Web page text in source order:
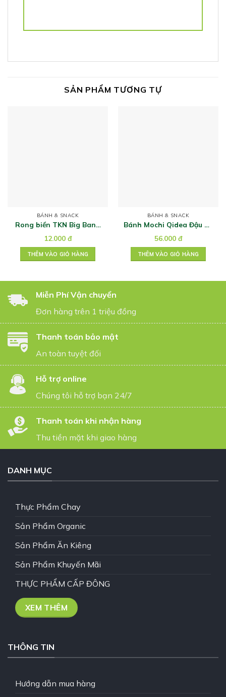
SẢN PHẨM TƯƠNG TỰ
BÁNH & SNACK
Rong biển TKN Big Bang
12.000 đ
THÊM VÀO GIỎ HÀNG
BÁNH & SNACK
Bánh Mochi Qidea Đậu Đỏ
56.000 đ
THÊM VÀO GIỎ HÀNG
Miễn Phí Vận chuyển
Đơn hàng trên 1 triệu đồng
Thanh toán bảo mật
An toàn tuyệt đối
Hỗ trợ online
Chúng tôi hỗ trợ bạn 24/7
Thanh toán khi nhận hàng
Thu tiền mặt khi giao hàng
DANH MỤC
Thực Phẩm Chay
Sản Phẩm Organic
Sản Phẩm Ăn Kiêng
Sản Phẩm Khuyến Mãi
THỰC PHẨM CẤP ĐÔNG
XEM THÊM
THÔNG TIN
Hướng dẫn mua hàng